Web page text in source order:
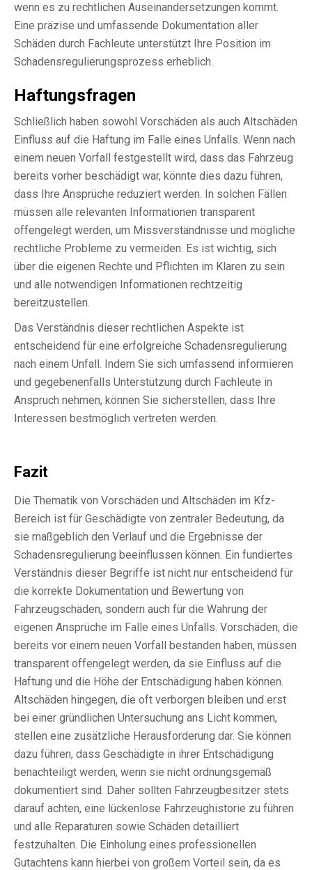
wenn es zu rechtlichen Auseinandersetzungen kommt.
Eine präzise und umfassende Dokumentation aller
Schäden durch Fachleute unterstützt Ihre Position im
Schadensregulierungsprozess erheblich.
Haftungsfragen
Schließlich haben sowohl Vorschäden als auch Altschäden
Einfluss auf die Haftung im Falle eines Unfalls. Wenn nach
einem neuen Vorfall festgestellt wird, dass das Fahrzeug
bereits vorher beschädigt war, könnte dies dazu führen,
dass Ihre Ansprüche reduziert werden. In solchen Fällen
müssen alle relevanten Informationen transparent
offengelegt werden, um Missverständnisse und mögliche
rechtliche Probleme zu vermeiden. Es ist wichtig, sich
über die eigenen Rechte und Pflichten im Klaren zu sein
und alle notwendigen Informationen rechtzeitig
bereitzustellen.
Das Verständnis dieser rechtlichen Aspekte ist
entscheidend für eine erfolgreiche Schadensregulierung
nach einem Unfall. Indem Sie sich umfassend informieren
und gegebenenfalls Unterstützung durch Fachleute in
Anspruch nehmen, können Sie sicherstellen, dass Ihre
Interessen bestmöglich vertreten werden.
Fazit
Die Thematik von Vorschäden und Altschäden im Kfz-
Bereich ist für Geschädigte von zentraler Bedeutung, da
sie maßgeblich den Verlauf und die Ergebnisse der
Schadensregulierung beeinflussen können. Ein fundiertes
Verständnis dieser Begriffe ist nicht nur entscheidend für
die korrekte Dokumentation und Bewertung von
Fahrzeugschäden, sondern auch für die Wahrung der
eigenen Ansprüche im Falle eines Unfalls. Vorschäden, die
bereits vor einem neuen Vorfall bestanden haben, müssen
transparent offengelegt werden, da sie Einfluss auf die
Haftung und die Höhe der Entschädigung haben können.
Altschäden hingegen, die oft verborgen bleiben und erst
bei einer gründlichen Untersuchung ans Licht kommen,
stellen eine zusätzliche Herausforderung dar. Sie können
dazu führen, dass Geschädigte in ihrer Entschädigung
benachteiligt werden, wenn sie nicht ordnungsgemäß
dokumentiert sind. Daher sollten Fahrzeugbesitzer stets
darauf achten, eine lückenlose Fahrzeughistorie zu führen
und alle Reparaturen sowie Schäden detailliert
festzuhalten. Die Einholung eines professionellen
Gutachtens kann hierbei von großem Vorteil sein, da es